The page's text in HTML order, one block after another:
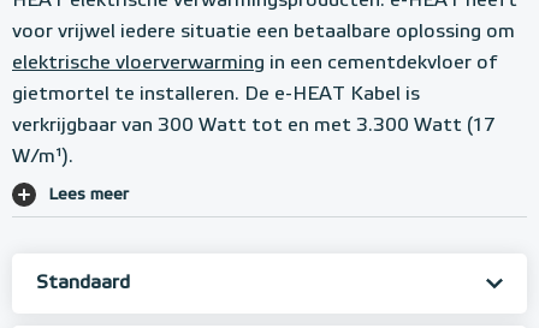
voor vrijwel iedere situatie een betaalbare oplossing om
elektrische vloerverwarming in een cementdekvloer of
gietmortel te installeren. De e-HEAT Kabel is
verkrijgbaar van 300 Watt tot en met 3.300 Watt (17
W/m¹).
Lees meer